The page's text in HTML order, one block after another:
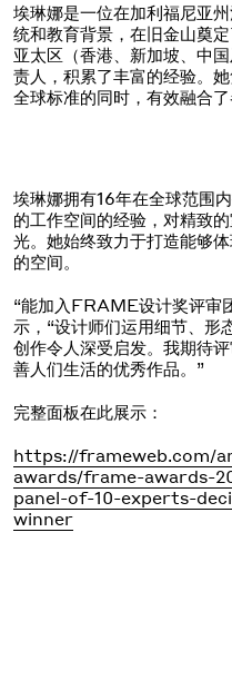
埃琳娜是一位在加利福尼亚
统和教育背景，在旧金山奠
亚太区（香港、新加坡、中
责人，积累了丰富的经验。
全球标准的同时，有效融合
埃琳娜拥有16年在全球范围
的工作空间的经验，对精致
光。她始终致力于打造能够
的空间。
“能加入FRAME设计奖评审
示，“设计师们运用细节、形
创作令人深受启发。我期待
善人们生活的优秀作品。”
完整面板在此展示：
https://frameweb.com/
awards/frame-awards-
panel-of-10-experts-
winner